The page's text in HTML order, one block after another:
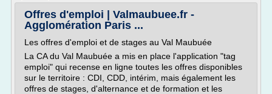
Offres d'emploi | Valmaubuee.fr -
Agglomération Paris ...
Les offres d'emploi et de stages au Val Maubuée
La CA du Val Maubuée a mis en place l'application "tag
emploi" qui recense en ligne toutes les offres disponibles
sur le territoire : CDI, CDD, intérim, mais également les
offres de stages, d'alternance et de formation et les